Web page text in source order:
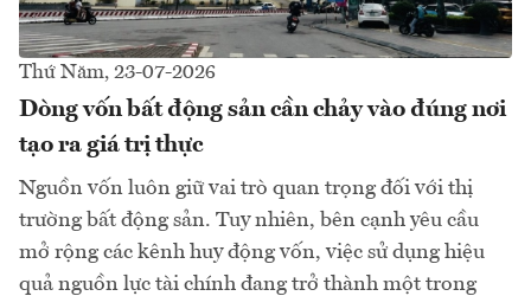
Thứ Năm, 23-07-2026
Dòng vốn bất động sản cần chảy vào đúng nơi
tạo ra giá trị thực
Nguồn vốn luôn giữ vai trò quan trọng đối với thị
trường bất động sản. Tuy nhiên, bên cạnh yêu cầu
mở rộng các kênh huy động vốn, việc sử dụng hiệu
quả nguồn lực tài chính đang trở thành một trong